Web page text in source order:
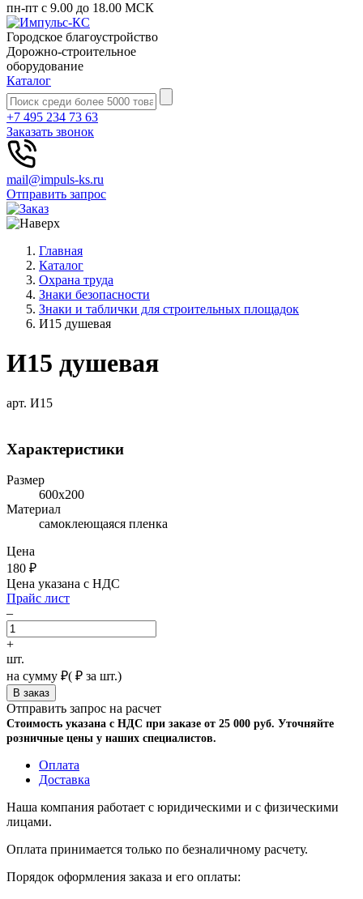
пн-пт с 9.00 до 18.00 МСК
Городское благоустройство
Дорожно-строительное
оборудование
Каталог
+7 495 234 73 63
Заказать звонок
mail@impuls-ks.ru
Отправить запрос
Главная
Каталог
Охрана труда
Знаки безопасности
Знаки и таблички для строительных площадок
И15 душевая
И15 душевая
арт. И15
Характеристики
Размер
600х200
Материал
самоклеющаяся пленка
Цена
180 ₽
Цена указана с НДС
Прайс лист
–
+
шт.
на сумму ₽( ₽ за шт.)
Отправить запрос на расчет
Стоимость указана с НДС при заказе от 25 000 руб. Уточняйте
розничные цены у наших специалистов.
Оплата
Доставка
Наша компания работает с юридическими и с физическими
лицами.
Оплата принимается только по безналичному расчету.
Порядок оформления заказа и его оплаты: